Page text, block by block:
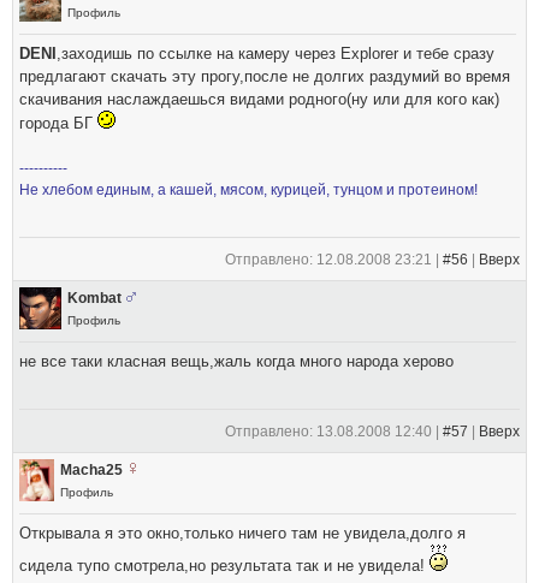
Профиль
DENI ,заходишь по ссылке на камеру через Explorer и тебе сразу
предлагают скачать эту прогу,после не долгих раздумий во время
скачивания наслаждаешься видами родного(ну или для кого как)
города БГ
----------
Не хлебом единым, а кашей, мясом, курицей, тунцом и протеином!
Отправлено: 12.08.2008 23:21 | #56 Вверх
Kombat
Профиль
не все таки класная вещь,жаль когда много народа херово
Отправлено: 13.08.2008 12:40 | #57 Вверх
Macha25
Профиль
Открывала я это окно,только ничего там не увидела,долго я
сидела тупо смотрела,но результата так и не увидела!